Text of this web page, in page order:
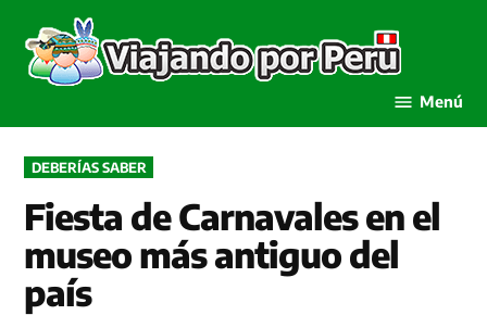
contenido
por
Menú
PUBLICADO
EN
DEBERÍAS SABER
Fiesta de Carnavales en el
museo más antiguo del
país